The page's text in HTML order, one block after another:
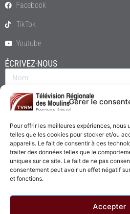
Gérer le
Pour offrir les meilleures expériences, nous
telles que les cookies pour stocker et/ou
appareils. Le fait de consentir à ces
traiter des données telles que le
uniques sur ce site. Le fait de ne pas
consentement peut avoir un effet négatif
et fonctions.
Accepter
Facebook
TikTok
Youtube
ÉCRIVEZ-NOUS